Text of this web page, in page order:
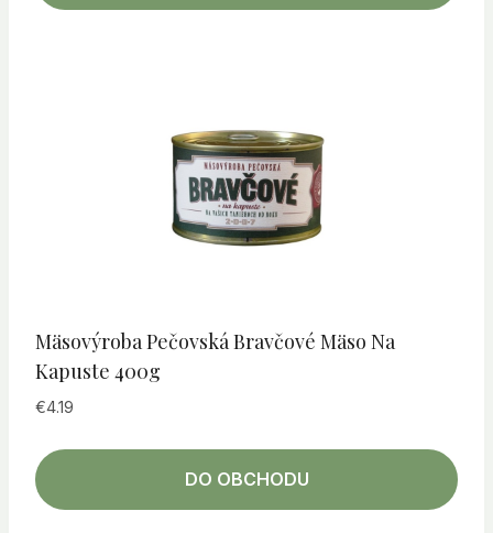
Mäsovýroba Pečovská Bravčové Mäso Na
Kapuste 400g
€4.19
DO OBCHODU